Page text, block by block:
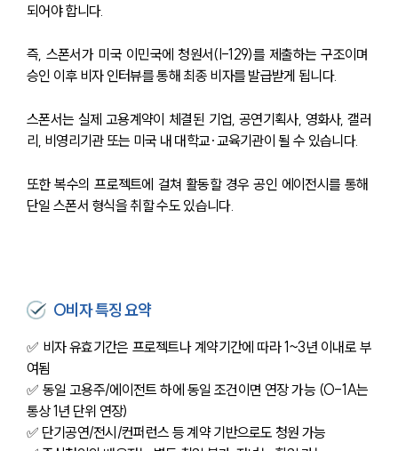
되어야 합니다.
즉, 스폰서가 미국 이민국에 청원서(I-129)를 제출하는 구조이며
승인 이후 비자 인터뷰를 통해 최종 비자를 발급받게 됩니다.
스폰서는 실제 고용계약이 체결된 기업, 공연기획사, 영화사, 갤러
리, 비영리기관 또는 미국 내 대학교·교육기관이 될 수 있습니다.
또한 복수의 프로젝트에 걸쳐 활동할 경우 공인 에이전시를 통해
단일 스폰서 형식을 취할 수도 있습니다.
O비자 특징 요약
✅ 비자 유효기간은 프로젝트나 계약기간에 따라 1~3년 이내로 부
여됨
✅ 동일 고용주/에이전트 하에 동일 조건이면 연장 가능 (O-1A는
통상 1년 단위 연장)
✅ 단기공연/전시/컨퍼런스 등 계약 기반으로도 청원 가능